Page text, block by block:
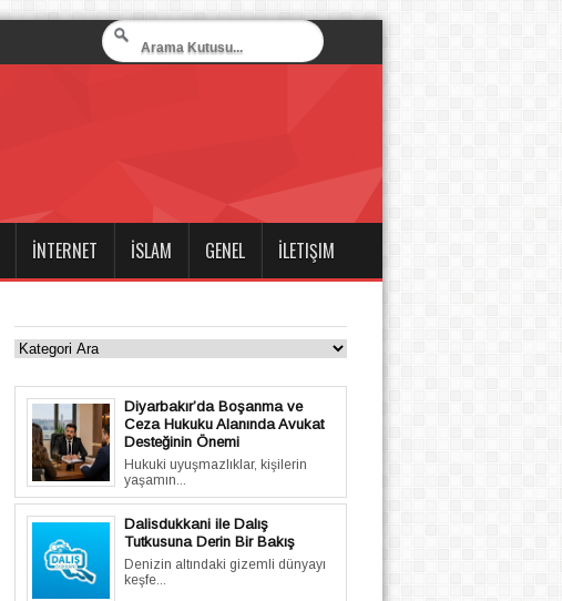
İNTERNET İSLAM GENEL İLETIŞIM
Diyarbakır’da Boşanma ve
Ceza Hukuku Alanında Avukat
Desteğinin Önemi
Hukuki uyuşmazlıklar, kişilerin
yaşamın...
Dalisdukkani ile Dalış
Tutkusuna Derin Bir Bakış
Denizin altındaki gizemli dünyayı
keşfe...